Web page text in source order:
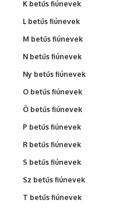
K betűs fiúnevek
L betűs fiúnevek
M betűs fiúnevek
N betűs fiúnevek
Ny betűs fiúnevek
O betűs fiúnevek
Ö betűs fiúnevek
P betűs fiúnevek
R betűs fiúnevek
S betűs fiúnevek
Sz betűs fiúnevek
T betűs fiúnevek